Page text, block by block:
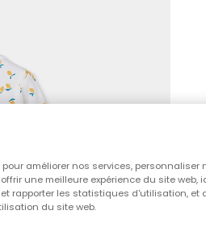
améliorer nos services, personnaliser
une meilleure expérience du site web,
rapporter les statistiques d'utilisation, et
du site web.